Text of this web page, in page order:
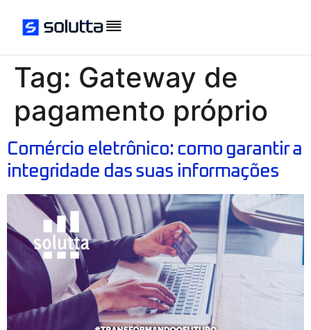
Tag: Gateway de
pagamento próprio
Comércio eletrônico: como garantir a
integridade das suas informações